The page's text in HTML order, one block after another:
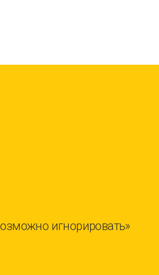
игнорировать»